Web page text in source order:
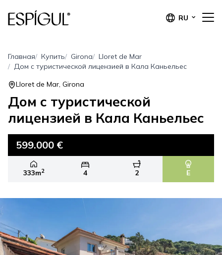
RU
Главная Купить Girona
Lloret de Mar
Дом с туристической лицензией в Кала Каньельес
Lloret de Mar, Girona
Дом с туристической
лицензией в Кала Каньельес
599.000 €
333m2 4 2 E